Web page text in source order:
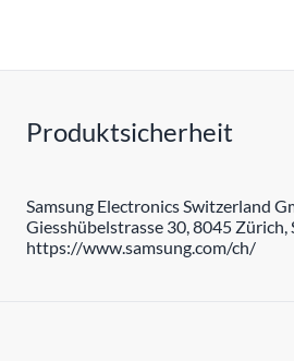
Produktsicherheit
Samsung Electronics Switzerland
Giesshübelstrasse 30, 8045 Zürich,
https://www.samsung.com/ch/